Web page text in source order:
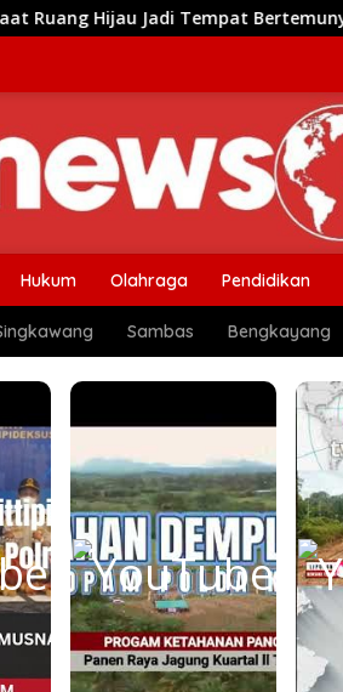
Tempat Bertemunya Komunitas Kreatif
Hukum Olahraga Pendidikan
Sambas Bengkayang